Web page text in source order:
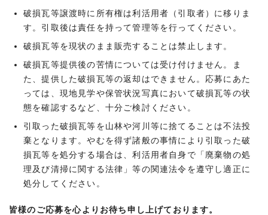
破損瓦等譲渡時に所有権は利活用者（引取者）に移りま
す。引取後は責任を持って管理等を行ってください。
破損瓦等を現状のまま販売することは禁止します。
破損瓦等提供後の苦情については受け付けません。ま
た、提供した破損瓦等の返却はできません。応募にあた
っては、現地見学や保管状況写真において破損瓦等の状
態を確認するなど、十分ご検討ください。
引取った破損瓦等を山林や河川等に捨てることは不法投
棄となります。やむを得ず諸般の事情により引取った破
損瓦等を処分する場合は、利活用者自身で「廃棄物の処
理及び清掃に関する法律」等の関連法令を遵守し適正に
処分してください。
皆様のご応募を心よりお待ち申し上げております。